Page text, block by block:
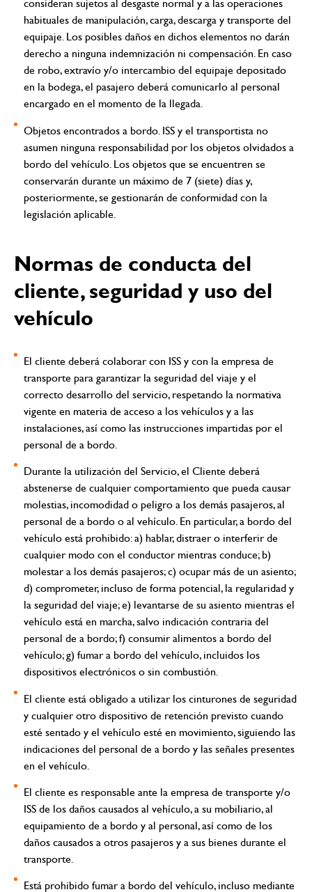
consideran sujetos al desgaste normal y a las operaciones
habituales de manipulación, carga, descarga y transporte del
equipaje. Los posibles daños en dichos elementos no darán
derecho a ninguna indemnización ni compensación. Encaso
de robo, extravío y/o intercambio del equipaje depositado
en la bodega, el pasajero deberá comunicarlo al personal
encargado en el momento de la llegada.
Objetos encontrados a bordo. ISS y el transportista no
asumen ninguna responsabilidad por los objetos olvidados a
bordo del vehículo. Los objetos que se encuentren se
conservarán durante un máximo de 7 (siete) días y,
posteriormente, se gestionarán de conformidad con la
legislación aplicable.
Normas de conducta del
cliente, seguridad y uso del
vehículo
El cliente deberá colaborar con ISS y con la empresa de
transporte para garantizar la seguridad del viaje y el
correcto desarrollo del servicio, respetando la normativa
vigente en materia de acceso a los vehículos y a las
instalaciones, así como las instrucciones impartidas por el
personal de a bordo.
Durante la utilización del Servicio, el Cliente deberá
abstenerse de cualquier comportamiento que pueda causar
molestias, incomodidad o peligro a los demás pasajeros, al
personal de a bordo o al vehículo. En particular, a bordo del
vehículo está prohibido: a) hablar, distraer o interferir de
cualquier modo con el conductor mientras conduce; b)
molestar a los demás pasajeros; c) ocupar más de un asiento;
d) comprometer, incluso de forma potencial, la regularidad y
la seguridad del viaje; e) levantarse de su asiento mientras el
vehículo está en marcha, salvo indicación contraria del
personal de a bordo; f) consumir alimentos a bordo del
vehículo; g) fumar a bordo del vehículo, incluidos los
dispositivos electrónicos o sin combustión.
El cliente está obligado a utilizar los cinturones de seguridad
y cualquier otro dispositivo de retención previsto cuando
esté sentado y el vehículo esté en movimiento, siguiendo las
indicaciones del personal de a bordo y las señales presentes
en el vehículo.
El cliente es responsable ante la empresa de transporte y/o
ISS de los daños causados al vehículo, a su mobiliario, al
equipamiento de a bordo y al personal, así como de los
daños causados a otros pasajeros y a sus bienes durante el
transporte.
Está prohibido fumar a bordo del vehículo, incluso mediante